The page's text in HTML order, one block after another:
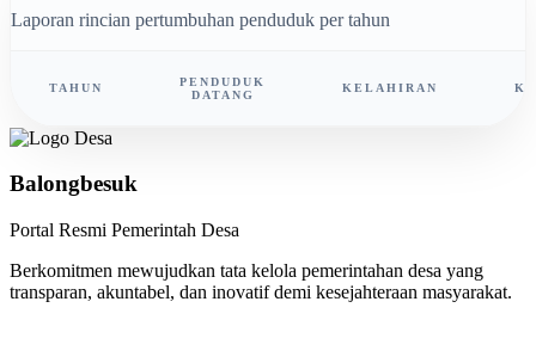
Laporan rincian pertumbuhan penduduk per tahun
TAHUN
PENDUDUK
DATANG
KELAHIRAN
Balongbesuk
Portal Resmi Pemerintah Desa
Berkomitmen mewujudkan tata kelola pemerintahan desa yang
transparan, akuntabel, dan inovatif demi kesejahteraan masyarakat.